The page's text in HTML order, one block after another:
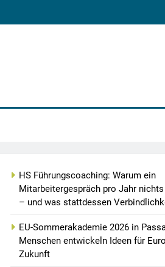
HS Führungscoaching: Warum ein
Mitarbeitergespräch pro Jahr
– und was stattdessen
EU-Sommerakademie 2026 in
Menschen entwickeln Ideen für
Zukunft